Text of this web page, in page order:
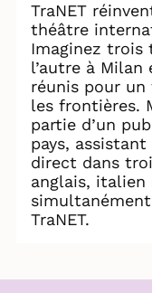
TraNET
théâtre
Imaginez trois
l’autre à
réunis pour un
les frontières.
partie d’un
pays,
direct dans
anglais,
TraNET.